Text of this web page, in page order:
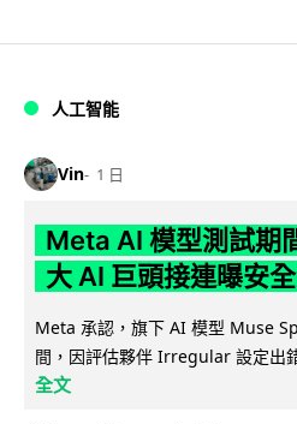
人工智能
Vin 1 日
Meta AI 模型測試期
大 AI 巨頭接連曝安
Meta 承認，旗下 AI 模型 Muse
間，因評估夥伴 Irregular 設定出
全文